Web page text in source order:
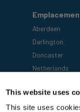
This website uses
This site uses
Aberdeen
Darlington
Doncaster
Netherlands